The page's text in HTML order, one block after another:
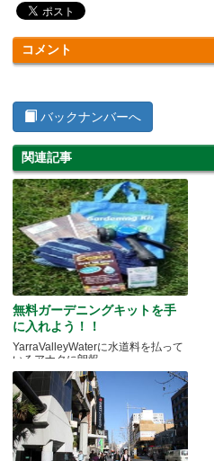
コメント
バックナンバーへ
関連記事
無料ガーデニングキットを手
に入れよう！！
YarraValleyWaterに水道料を払って
いるアナタに朗報